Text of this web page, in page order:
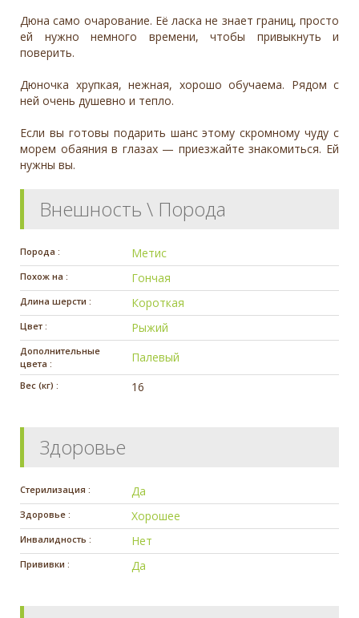
Дюна само очарование. Её ласка не знает границ, просто
ей нужно немного времени, чтобы привыкнуть и
поверить.
Дюночка хрупкая, нежная, хорошо обучаема. Рядом с
ней очень душевно и тепло.
Если вы готовы подарить шанс этому скромному чуду с
морем обаяния в глазах — приезжайте знакомиться. Ей
нужны вы.
Внешность \ Порода
Порода : Метис
Похож на : Гончая
Длина шерсти : Короткая
Цвет : Рыжий
Дополнительные
цвета :
Палевый
Вес (кг) : 16
Здоровье
Стерилизация : Да
Здоровье : Хорошее
Инвалидность : Нет
Прививки : Да